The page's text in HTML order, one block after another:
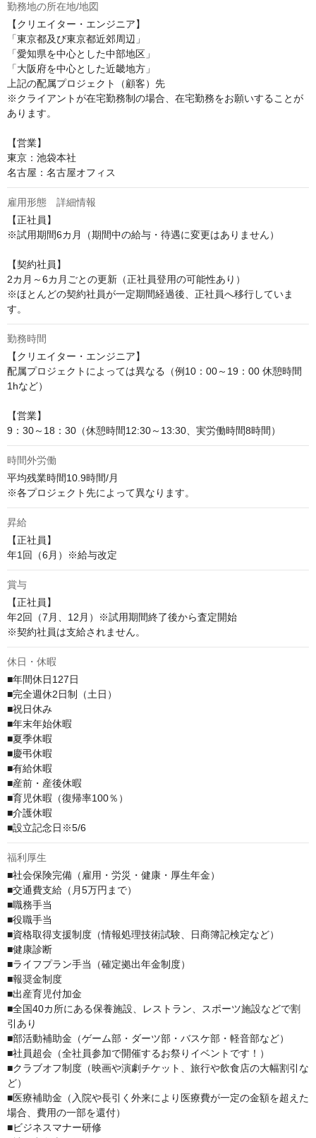
勤務地の所在地/地図
【クリエイター・エンジニア】
「東京都及び東京都近郊周辺」
「愛知県を中心とした中部地区」
「大阪府を中心とした近畿地方」
上記の配属プロジェクト（顧客）先
※クライアントが在宅勤務制の場合、在宅勤務をお願いすることが
あります。
【営業】
東京：池袋本社
名古屋：名古屋オフィス
雇用形態 詳細情報
【正社員】
※試用期間6カ月（期間中の給与・待遇に変更はありません）
【契約社員】
2カ月～6カ月ごとの更新（正社員登用の可能性あり）
※ほとんどの契約社員が一定期間経過後、正社員へ移行していま
す。
勤務時間
【クリエイター・エンジニア】
配属プロジェクトによっては異なる（例10：00～19：00 休憩時間
1hなど）
【営業】
9：30～18：30（休憩時間12:30～13:30、実労働時間8時間）
時間外労働
平均残業時間10.9時間/月
※各プロジェクト先によって異なります。
昇給
【正社員】
年1回（6月）※給与改定
賞与
【正社員】
年2回（7月、12月）※試用期間終了後から査定開始
※契約社員は支給されません。
休日・休暇
■年間休日127日
■完全週休2日制（土日）
■祝日休み
■年末年始休暇
■夏季休暇
■慶弔休暇
■有給休暇
■産前・産後休暇
■育児休暇（復帰率100％）
■介護休暇
■設立記念日※5/6
福利厚生
■社会保険完備（雇用・労災・健康・厚生年金）
■交通費支給（月5万円まで）
■職務手当
■役職手当
■資格取得支援制度（情報処理技術試験、日商簿記検定など）
■健康診断
■ライフプラン手当（確定拠出年金制度）
■報奨金制度
■出産育児付加金
■全国40カ所にある保養施設、レストラン、スポーツ施設などで割
引あり
■部活動補助金（ゲーム部・ダーツ部・バスケ部・軽音部など）
■社員超会（全社員参加で開催するお祭りイベントです！）
■クラブオフ制度（映画や演劇チケット、旅行や飲食店の大幅割引な
ど）
■医療補助金（入院や長引く外来により医療費が一定の金額を超えた
場合、費用の一部を還付）
■ビジネスマナー研修